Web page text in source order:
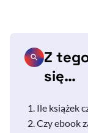
Z
się…
Ile książek
Czy ebook